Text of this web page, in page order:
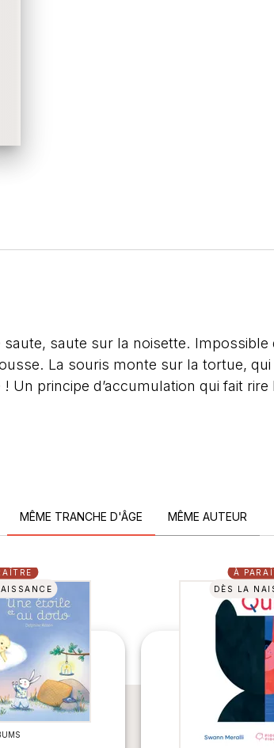
saute sur la noisette.
La souris monte sur la tortue,
Un principe d’accumulation qui fait rire
MÊME TRANCHE D'ÂGE MÊME AUTEUR
À
DÈS LA